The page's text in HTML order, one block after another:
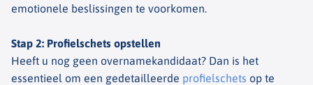
emotionele beslissingen te voorkomen.
Stap 2: Profielschets opstellen
Heeft u nog geen overnamekandidaat? Dan is het
essentieel om een gedetailleerde profielschets op te